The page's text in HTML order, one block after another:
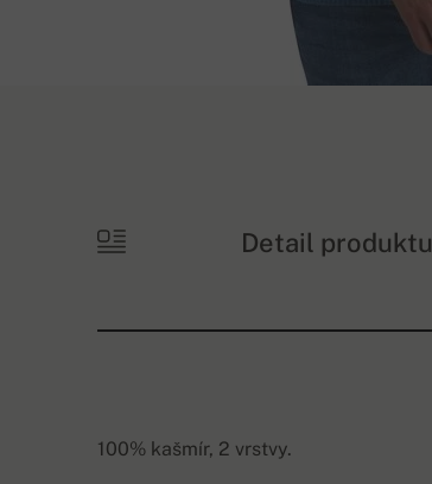
Detail produktu
100% kašmír, 2 vrstvy.